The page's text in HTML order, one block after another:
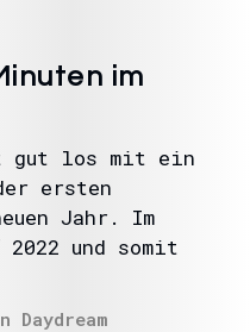
im
gut los mit ein
ersten
Jahr. Im
und somit
Daydream